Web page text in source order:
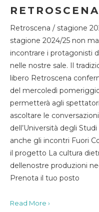
RETROSCENA
Retroscena / stagione
stagione 2024/25 non
incontrare i protagonisti
nelle nostre sale. Il
libero Retroscena
del mercoledì
permetterà agli
ascoltare le
dell’Università degli
anche gli incontri Fuori
il progetto La cultura
dellenostre produzioni
Prenota il tuo posto
Read More ›